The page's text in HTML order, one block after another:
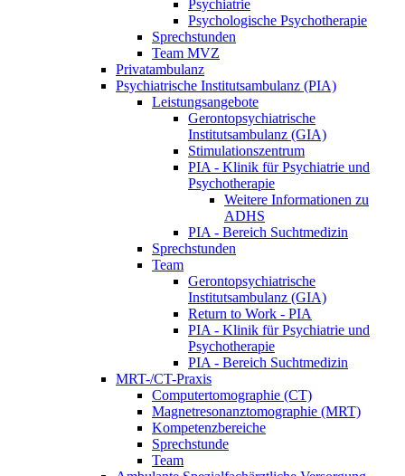
Psychiatrie
Psychologische Psychotherapie
Sprechstunden
Team MVZ
Privatambulanz
Psychiatrische Institutsambulanz (PIA)
Leistungsangebote
Gerontopsychiatrische
Institutsambulanz (GIA)
Stimulationszentrum
PIA - Klinik für Psychiatrie und
Psychotherapie
Weitere Informationen zu
ADHS
PIA - Bereich Suchtmedizin
Sprechstunden
Team
Gerontopsychiatrische
Institutsambulanz (GIA)
Return to Work - PIA
PIA - Klinik für Psychiatrie und
Psychotherapie
PIA - Bereich Suchtmedizin
MRT-/CT-Praxis
Computertomographie (CT)
Magnetresonanztomographie (MRT)
Kompetenzbereiche
Sprechstunde
Team